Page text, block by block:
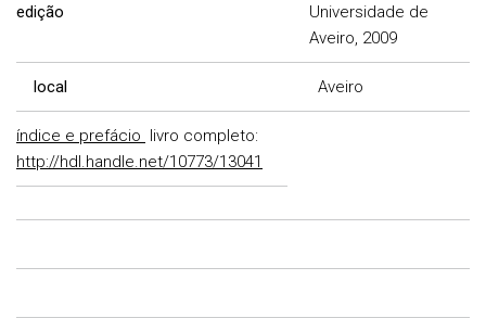
edição
Universidade de
Aveiro, 2009
local Aveiro
índice e prefácio livro completo:
http://hdl.handle.net/10773/13041